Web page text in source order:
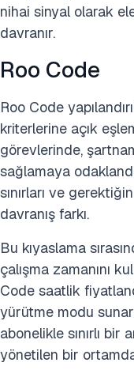
nihai sinyal olarak
davranır.
Roo Code
Roo Code
kriterlerine açık
görevlerinde,
sağlamaya
sınırları ve
davranış farkı.
Bu kıyaslama
çalışma zamanını
Code saatlik
yürütme modu
abonelikle sınırlı
yönetilen bir